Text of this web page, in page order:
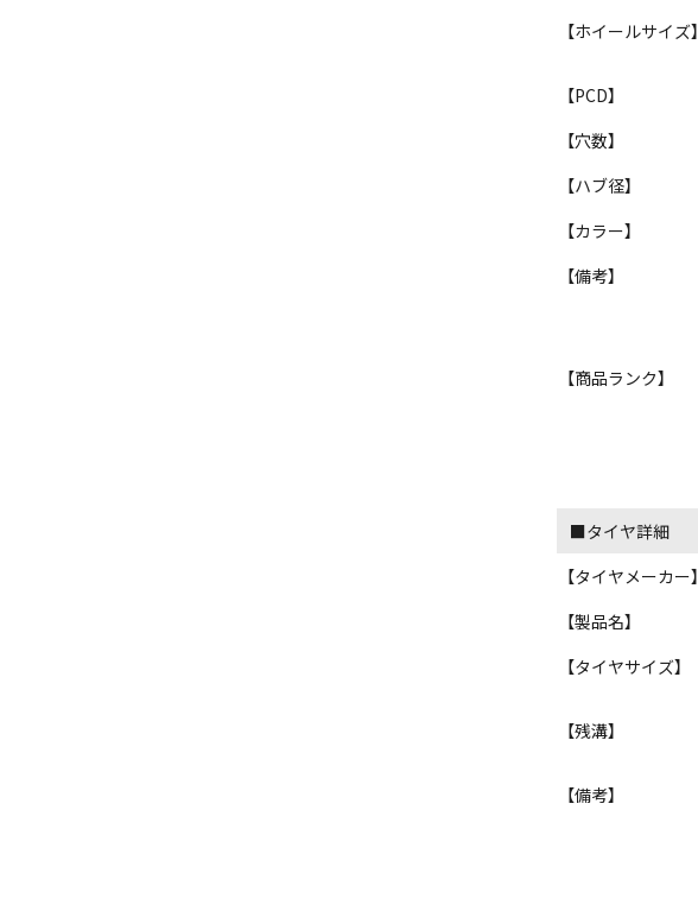
【ホイールサイズ】
【PCD】
【穴数】
【ハブ径】
【カラー】
【備考】
【商品ランク】
■タイヤ詳細
【タイヤメーカー】
【製品名】
【タイヤサイズ】
【残溝】
【備考】